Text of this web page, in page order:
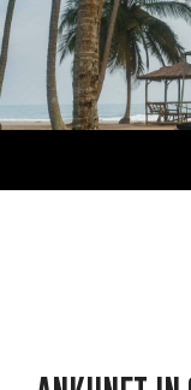
Zum
Inhalt
springen